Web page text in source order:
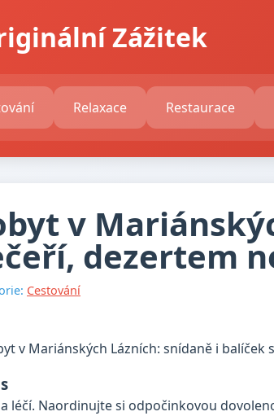
Zážitek
Relaxace Restaurace
v
dezertem
Cestování
léčí. Naordinujte si odpočinkovou